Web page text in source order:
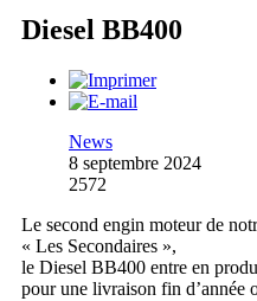
Diesel BB400
News
8 septembre 2024
2572
Le second engin moteur de
« Les Secondaires »,
le Diesel BB400 entre en
pour une livraison fin d’année